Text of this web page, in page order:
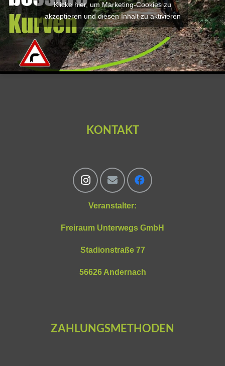
Klicke hier, um Marketing-Cookies zu
akzeptieren und diesen Inhalt zu aktivieren
KONTAKT
Veranstalter:
Freiraum Unterwegs GmbH
Stadionstraße 77
56626 Andernach
ZAHLUNGSMETHODEN